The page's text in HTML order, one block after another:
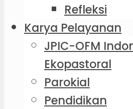
Refleksi
Karya Pelayanan
JPIC-OFM
Ekopastoral
Parokial
Pendidikan